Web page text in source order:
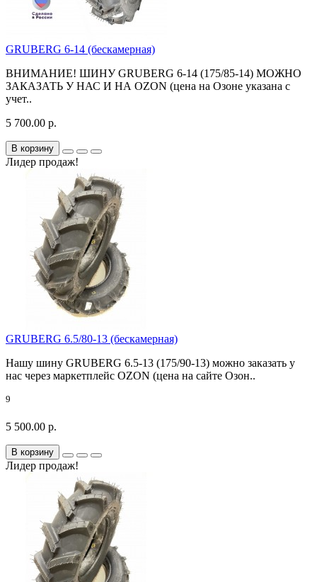
GRUBERG 6-14 (бескамерная)
ВНИМАНИЕ! ШИНУ GRUBERG 6-14 (175/85-14) МОЖНО
ЗАКАЗАТЬ У НАС И НА OZON (цена на Озоне указана с
учет..
5 700.00 р.
В корзину
Лидер продаж!
GRUBERG 6.5/80-13 (бескамерная)
Нашу шину GRUBERG 6.5-13 (175/90-13) можно заказать у
нас через маркетплейс OZON (цена на сайте Озон..
9
5 500.00 р.
В корзину
Лидер продаж!